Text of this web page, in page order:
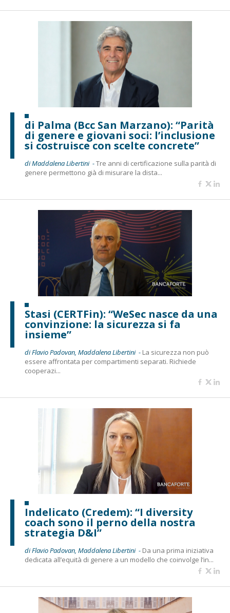
di Palma (Bcc San Marzano): “Parità
di genere e giovani soci: l’inclusione
si costruisce con scelte concrete”
di Maddalena Libertini -Tre anni di certificazione sulla parità di
genere permettono già di misurare la dista...
Stasi (CERTFin): “WeSec nasce da una
convinzione: la sicurezza si fa
insieme”
di Flavio Padovan, Maddalena Libertini - La sicurezza non può
essere affrontata per compartimenti separati. Richiede
cooperazi...
Indelicato (Credem): “I diversity
coach sono il perno della nostra
strategia D&I”
di Flavio Padovan, Maddalena Libertini - Da una prima iniziativa
dedicata all’equità di genere a un modello che coinvolge l’in...